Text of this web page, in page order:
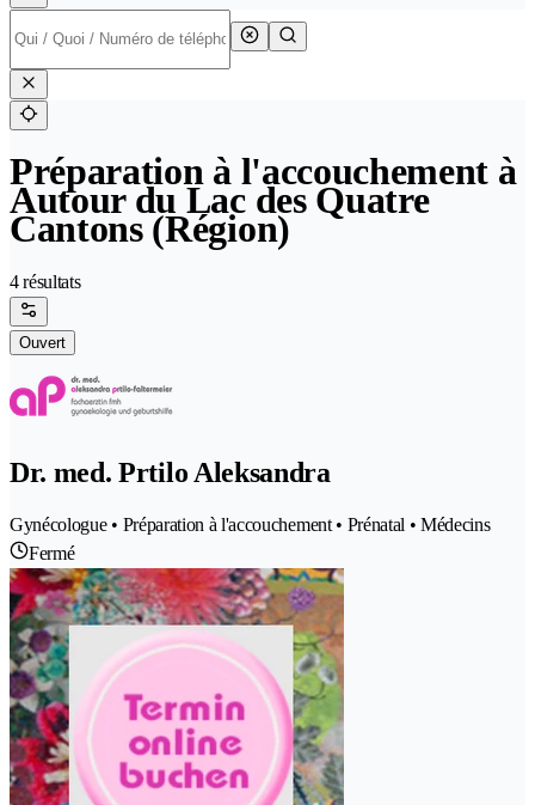
Préparation à l'accouchement à
Autour du Lac des Quatre
Cantons (Région)
4 résultats
Ouvert
Dr. med. Prtilo Aleksandra
Gynécologue • Préparation à l'accouchement • Prénatal • Médecins
Fermé